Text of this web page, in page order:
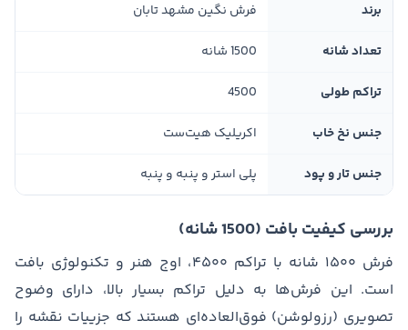
برند فرش نگین مشهد تابان
تعداد شانه 1500 شانه
تراکم طولی 4500
جنس نخ خاب اکریلیک هیت‌ست
جنس تار و پود پلی استر و پنبه و پنبه
بررسی کیفیت بافت (1500 شانه)
فرش ۱۵۰۰ شانه با تراکم ۴۵۰۰، اوج هنر و تکنولوژی بافت
است. این فرش‌ها به دلیل تراکم بسیار بالا، دارای وضوح
تصویری (رزولوشن) فوق‌العاده‌ای هستند که جزییات نقشه را